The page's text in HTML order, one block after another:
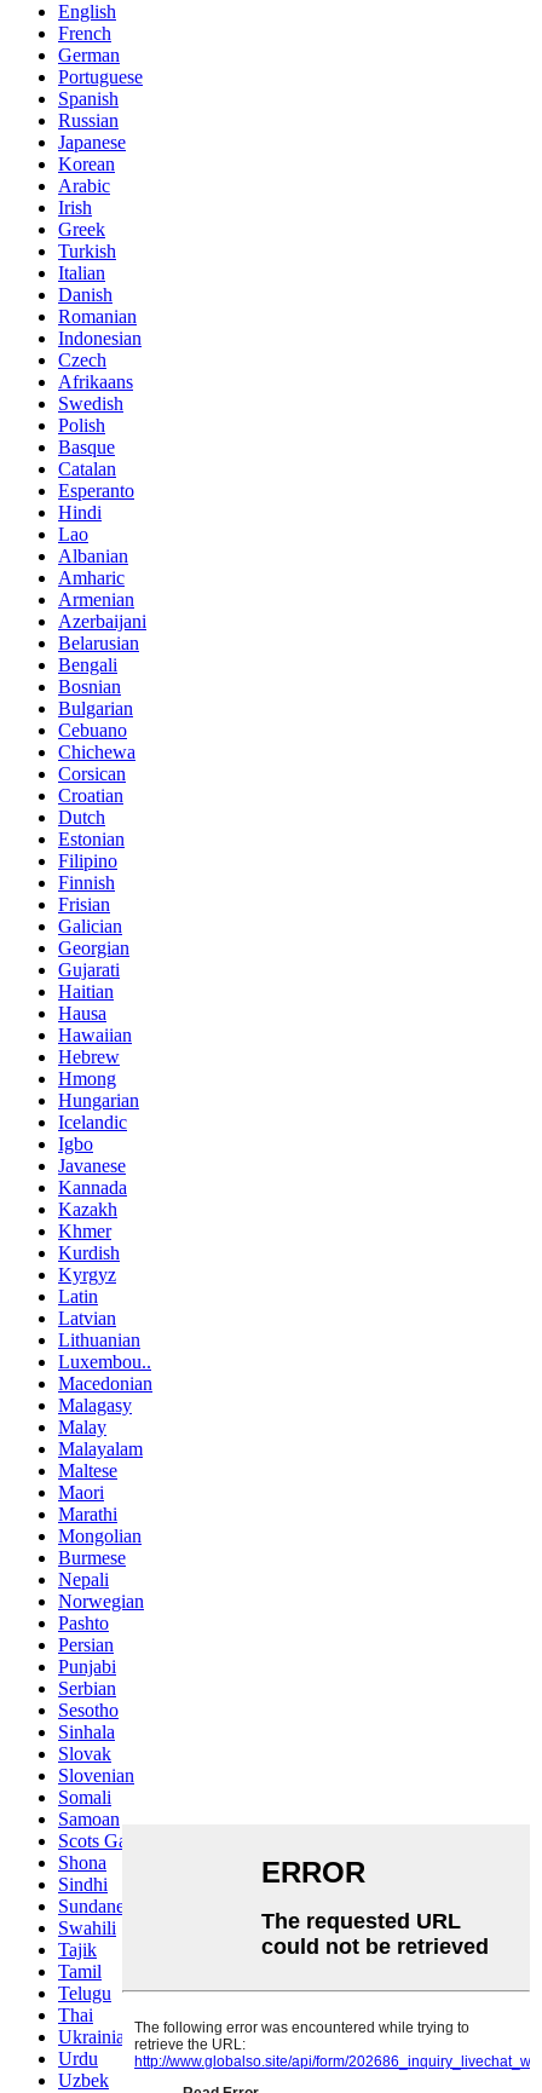
English
French
German
Portuguese
Spanish
Russian
Japanese
Korean
Arabic
Irish
Greek
Turkish
Italian
Danish
Romanian
Indonesian
Czech
Afrikaans
Swedish
Polish
Basque
Catalan
Esperanto
Hindi
Lao
Albanian
Amharic
Armenian
Azerbaijani
Belarusian
Bengali
Bosnian
Bulgarian
Cebuano
Chichewa
Corsican
Croatian
Dutch
Estonian
Filipino
Finnish
Frisian
Galician
Georgian
Gujarati
Haitian
Hausa
Hawaiian
Hebrew
Hmong
Hungarian
Icelandic
Igbo
Javanese
Kannada
Kazakh
Khmer
Kurdish
Kyrgyz
Latin
Latvian
Lithuanian
Luxembou..
Macedonian
Malagasy
Malay
Malayalam
Maltese
Maori
Marathi
Mongolian
Burmese
Nepali
Norwegian
Pashto
Persian
Punjabi
Serbian
Sesotho
Sinhala
Slovak
Slovenian
Somali
Samoan
Scots Gaelic
Shona
Sindhi
Sundanese
Swahili
Tajik
Tamil
Telugu
Thai
Ukrainian
Urdu
Uzbek